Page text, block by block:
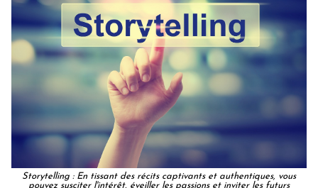
Storytelling : En tissant des récits captivants et authentiques, vous
pouvez susciter l'intérêt, éveiller les passions et inviter les futurs